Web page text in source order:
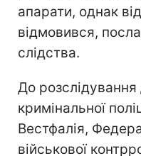
апарати, однак
відмовився,
слідства.
До
кримінальної
Вестфалія,
військової